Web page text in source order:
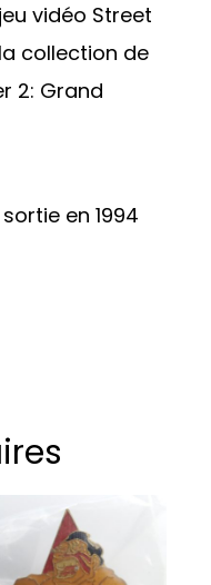
vidéo Street
collection de
2: Grand
en 1994